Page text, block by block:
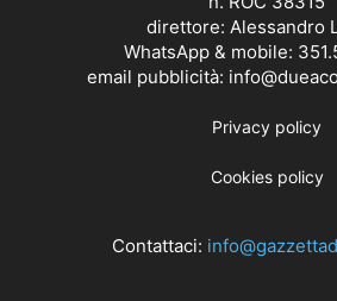
direttore: Alessandro
WhatsApp & mobile:
email pubblicità:
Privacy policy
Cookies policy
Contattaci: